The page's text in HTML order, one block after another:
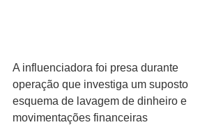
A influenciadora foi presa durante
operação que investiga um suposto
esquema de lavagem de dinheiro e
movimentações financeiras